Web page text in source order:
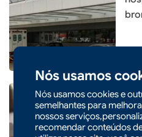
Nós usamos
Nós usamos cookies e
semelhantes para
nossos
recomendar conteúdos|